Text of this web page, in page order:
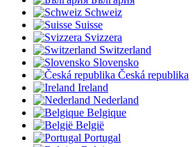
Schweiz
Suisse
Svizzera
Switzerland
Slovensko
Česká republika
Ireland
Nederland
Belgique
België
Portugal